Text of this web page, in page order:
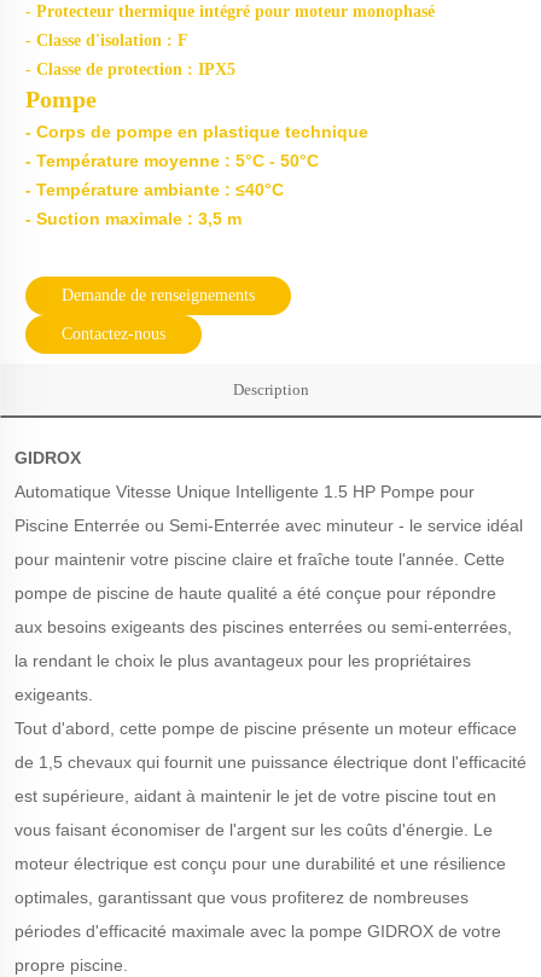
- Protecteur thermique intégré pour moteur monophasé
- Classe d'isolation : F
- Classe de protection : IPX5
Pompe
- Corps de pompe en plastique technique
- Température moyenne : 5°C - 50°C
- Température ambiante : ≤40°C
- Suction maximale : 3,5 m
Demande de renseignements
Contactez-nous
Description
GIDROX
Automatique Vitesse Unique Intelligente 1.5 HP Pompe pour
Piscine Enterrée ou Semi-Enterrée avec minuteur - le service idéal
pour maintenir votre piscine claire et fraîche toute l'année. Cette
pompe de piscine de haute qualité a été conçue pour répondre
aux besoins exigeants des piscines enterrées ou semi-enterrées,
la rendant le choix le plus avantageux pour les propriétaires
exigeants.
Tout d'abord, cette pompe de piscine présente un moteur efficace
de 1,5 chevaux qui fournit une puissance électrique dont l'efficacité
est supérieure, aidant à maintenir le jet de votre piscine tout en
vous faisant économiser de l'argent sur les coûts d'énergie. Le
moteur électrique est conçu pour une durabilité et une résilience
optimales, garantissant que vous profiterez de nombreuses
périodes d'efficacité maximale avec la pompe GIDROX de votre
propre piscine.